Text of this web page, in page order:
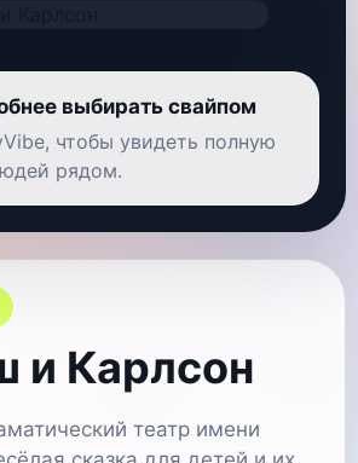
и Карлсон
театр имени
выбирать свайпом
чтобы увидеть полную
рядом.